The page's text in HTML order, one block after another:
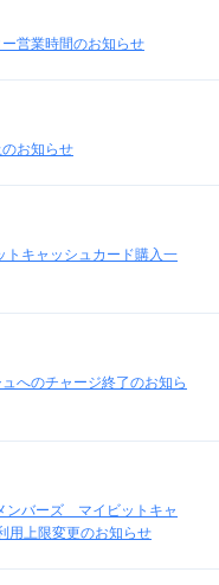
営業時間のお知らせ
お知らせ
トキャッシュカード購入一
へのチャージ終了のお知ら
ンバーズ マイビットキャ
用上限変更のお知らせ